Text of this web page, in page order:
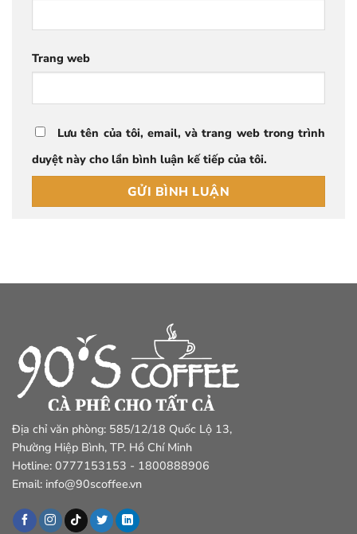
Trang web
Lưu tên của tôi, email, và trang web trong trình
duyệt này cho lần bình luận kế tiếp của tôi.
Địa chỉ văn phòng: 585/12/18 Quốc Lộ 13,
Phường Hiệp Bình, TP. Hồ Chí Minh
Hotline: 0777153153 - 1800888906
Email: info@90scoffee.vn